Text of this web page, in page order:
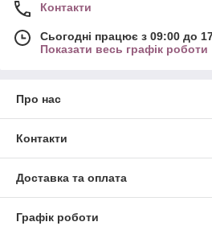
Контакти
Сьогодні працює з 09:00 до
Показати весь графік роботи
Про нас
Контакти
Доставка та оплата
Графік роботи